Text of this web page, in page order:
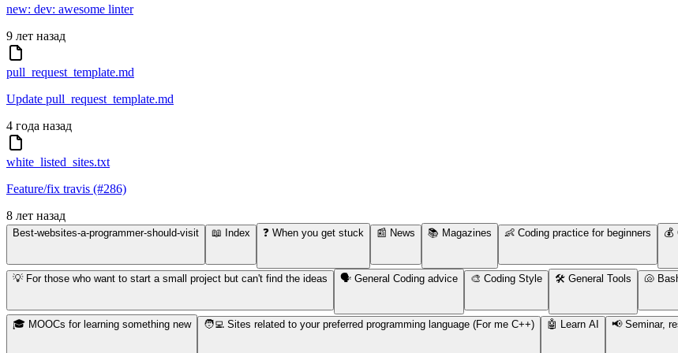
new: dev: awesome linter
9 лет назад
pull_request_template.md
Update pull_request_template.md
4 года назад
white_listed_sites.txt
Feature/fix travis (#286)
8 лет назад
Best-websites-a-programmer-should-visit 📖 Index ❓ When you get stuck 📰 News 📚 Magazines 👶 Coding practice for beginners 💰
💡 For those who want to start a small project but can't find the ideas 🗣️ General Coding advice 🎨 Coding Style 🛠️ General Tools 🐚
🎓 MOOCs for learning something new 🧑‍💻 Sites related to your preferred programming language (For me C++) 🤖 Learn AI 📢 Seminar,